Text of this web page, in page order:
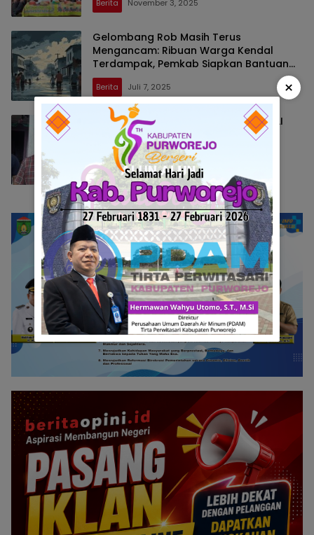
Berita November 3, 2025
Gelombang Rob Masih Terus
Mengancam: Ribuan Warga Kendal
Terdampak, Pemkab Siapkan Bantuan
Bertahap
Berita Juli 7, 2025
Wakil Ketua I DPRD H.Kristian, S.M PALI
Prihatin dengan Musibah Longsor Di
Kelurahan Pasar Bayangkara
Berita Mei 5, 2025
×